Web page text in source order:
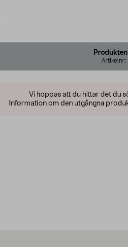
Artikelnr:
Vi hoppas att du hittar det du
Information om den utgångna